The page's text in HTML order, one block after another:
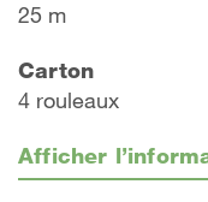
25 m
Carton
4 rouleaux
Afficher